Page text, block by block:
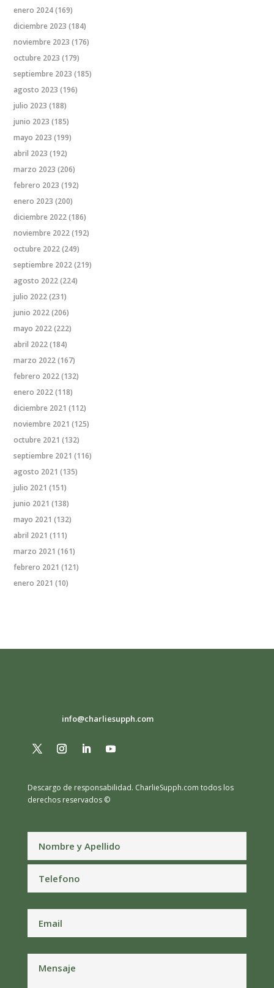
enero 2024(169)
diciembre 2023 (184)
noviembre 2023 (176)
octubre 2023 (179)
septiembre 2023 (185)
agosto 2023 (196)
julio 2023 (188)
junio 2023 (185)
mayo 2023 (199)
abril 2023 (192)
marzo 2023 (206)
febrero 2023 (192)
enero 2023 (200)
diciembre 2022(186)
noviembre 2022(192)
octubre 2022(249)
septiembre 2022(219)
agosto 2022(224)
julio 2022(231)
junio 2022(206)
mayo 2022(222)
abril 2022(184)
marzo 2022(167)
febrero 2022(132)
enero 2022(118)
diciembre 2021 (112)
noviembre 2021 (125)
octubre 2021 (132)
septiembre 2021 (116)
agosto 2021 (135)
julio 2021 (151)
junio 2021 (138)
mayo 2021 (132)
abril 2021 (111)
marzo 2021 (161)
febrero 2021 (121)
enero 2021 (10)
info@charliesupph.com
Descargo de responsabilidad. CharlieSupph.com todos los
derechos reservados ©